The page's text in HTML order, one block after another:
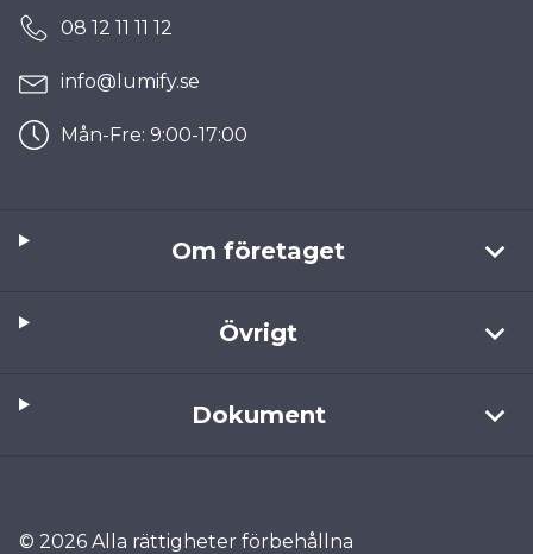
08 12 11 11 12
info@lumify.se
Mån-Fre: 9:00-17:00
Om företaget
Övrigt
Dokument
© 2026 Alla rättigheter förbehållna